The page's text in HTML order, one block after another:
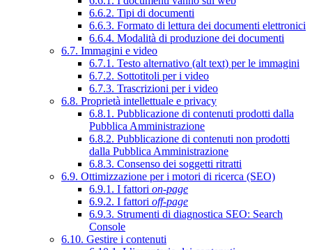
6.6.2. Tipi di documenti
6.6.3. Formato di lettura dei documenti elettronici
6.6.4. Modalità di produzione dei documenti
6.7. Immagini e video
6.7.1. Testo alternativo (alt text) per le immagini
6.7.2. Sottotitoli per i video
6.7.3. Trascrizioni per i video
6.8. Proprietà intellettuale e privacy
6.8.1. Pubblicazione di contenuti prodotti dalla
Pubblica Amministrazione
6.8.2. Pubblicazione di contenuti non prodotti
dalla Pubblica Amministrazione
6.8.3. Consenso dei soggetti ritratti
6.9. Ottimizzazione per i motori di ricerca (SEO)
6.9.1. I fattori on-page
6.9.2. I fattori off-page
6.9.3. Strumenti di diagnostica SEO: Search
Console
6.10. Gestire i contenuti